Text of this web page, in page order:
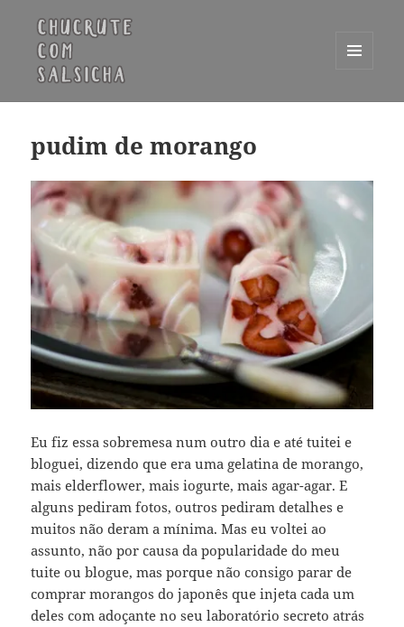
WIDGETS
pudim de morango
Eu fiz essa sobremesa num outro dia e até tuitei e
bloguei, dizendo que era uma gelatina de morango,
mais elderflower, mais iogurte, mais agar-agar. E
alguns pediram fotos, outros pediram detalhes e
muitos não deram a mínima. Mas eu voltei ao
assunto, não por causa da popularidade do meu
tuite ou blogue, mas porque não consigo parar de
comprar morangos do japonês que injeta cada um
deles com adoçante no seu laboratório secreto atrás